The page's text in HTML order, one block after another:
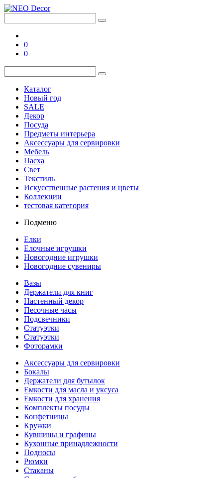
0
0
Каталог
Новый год
SALE
Декор
Посуда
Предметы интерьера
Аксессуары для сервировки
Мебель
Пасха
Свет
Текстиль
Искусственные растения и цветы
Коллекции
тестовая категория
Подменю
Елки
Елочные игрушки
Новогодние игрушки
Новогодние сувениры
Вазы
Держатели для книг
Настенный декор
Песочные часы
Подсвечники
Статуэтки
Статуэтки
Фоторамки
Аксессуары для сервировки
Бокалы
Держатели для бутылок
Емкости для масла и уксуса
Емкости для хранения
Комплекты посуды
Конфетницы
Кружки
Кувшины и графины
Кухонные принадлежности
Подносы
Рюмки
Стаканы